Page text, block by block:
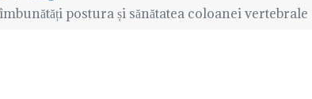
postura și sănătatea coloanei vertebrale